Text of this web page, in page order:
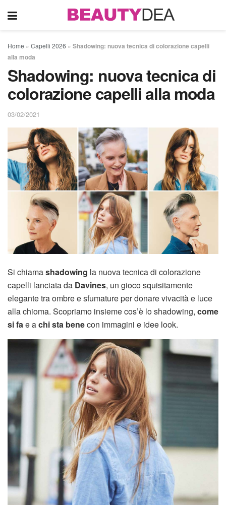
Home » Capelli 2026 » Shadowing: nuova tecnica di colorazione capelli
alla moda
Shadowing: nuova tecnica di
colorazione capelli alla moda
03/02/2021
Si chiamashadowing la nuova tecnica di colorazione
capelli lanciata da Davines, un gioco squisitamente
elegante tra ombre e sfumature per donare vivacità e luce
alla chioma. Scopriamo insieme cos’è lo shadowing, come
si fa e achi sta benecon immagini e idee look.